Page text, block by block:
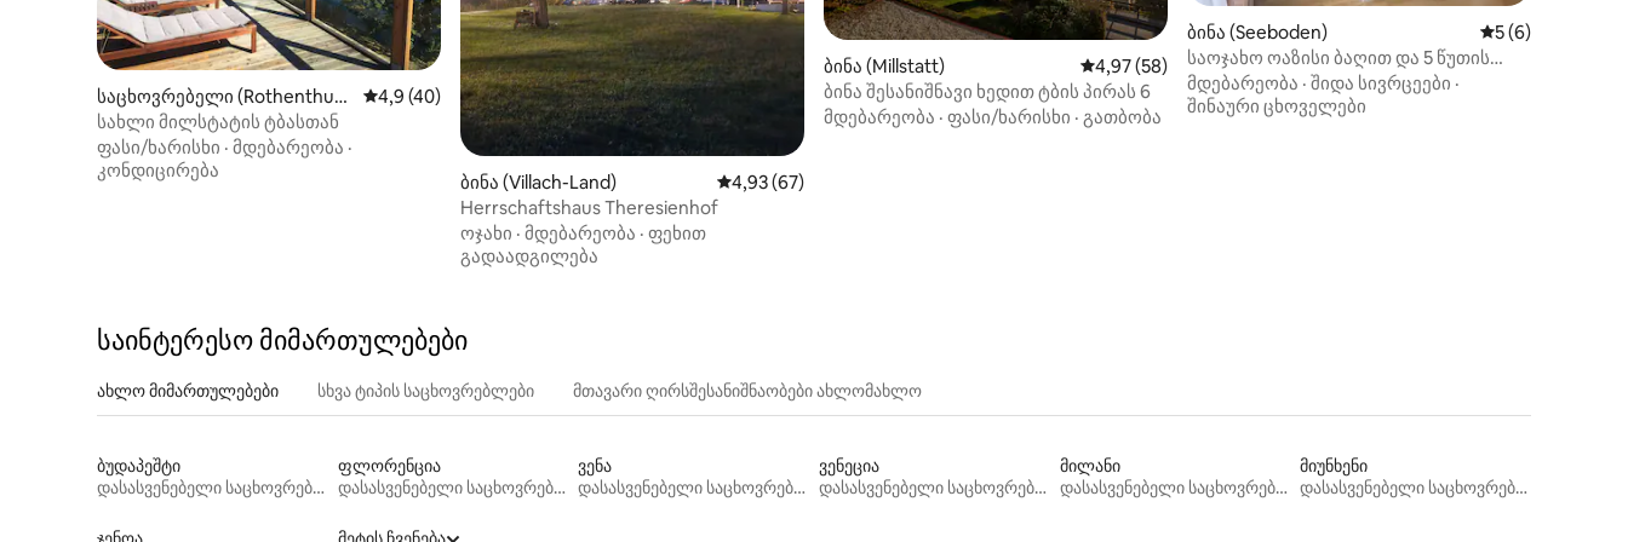
საცხოვრებელი (Rothenthur
n)
საშუალო შეფასებაა 5‑დან 4,9, 40 მიმოხილვა
4,9 (40)
სახლი მილსტატის ტბასთან
ფასი/ხარისხი · მდებარეობა ·
კონდიცირება
ბინა (Villach-Land) საშუალო შეფასებაა 5‑დან 4,93, 67 მიმოხილვა
4,93 (67)
Herrschaftshaus Theresienhof
ოჯახი · მდებარეობა · ფეხით
გადაადგილება
ბინა (Millstatt) საშუალო შეფასებაა 5‑დან 4,97, 58 მიმოხილვა
4,97 (58)
ბინა შესანიშნავი ხედით ტბის პირას 6
მდებარეობა · ფასი/ხარისხი · გათბობა
ბინა (Seeboden) საშუალო
5 (6)
საოჯახო ოაზისი ბაღით და 5 წუთის
სავალზე ტბიდან
მდებარეობა · შიდა სივრცეები ·
შინაური ცხოველები
საინტერესო მიმართულებები
ახლო მიმართულებები სხვა ტიპის საცხოვრებლები მთავარი ღირსშესანიშნაობები ახლომახლო
ბუდაპეშტი
დასასვენებელი საცხოვრებლები
ფლორენცია
დასასვენებელი საცხოვრებლები
ვენა
დასასვენებელი საცხოვრებლები
ვენეცია
დასასვენებელი საცხოვრებლები
მილანი
დასასვენებელი საცხოვრებლები
მიუნხენი
დასასვენებელი საცხოვრებლები